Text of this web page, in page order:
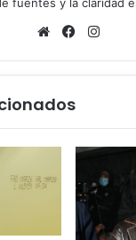
fuentes y la claridad
Sitio
Facebook